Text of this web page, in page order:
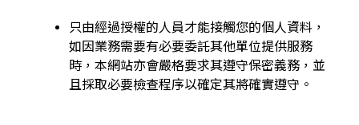
只由經過授權的人員才能接觸您的個人資料，
如因業務需要有必要委託其他單位提供服務
時，本網站亦會嚴格要求其遵守保密義務，並
且採取必要檢查程序以確定其將確實遵守。